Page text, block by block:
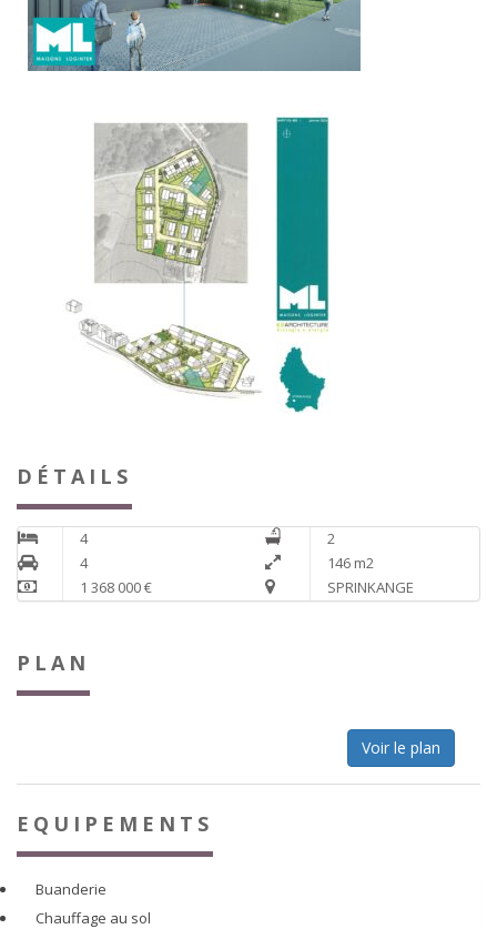
DÉTAILS
4
4
1 368 000 €
2
146 m2
SPRINKANGE
PLAN
Voir le plan
EQUIPEMENTS
Buanderie
Chauffage au sol